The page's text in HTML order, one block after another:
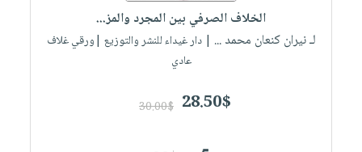
الخلاف الصرفي بين المجرد والمز...
لـ نيران كنعان محمد ... | دار غيداء للنشر والتوزيع |ورقي غلاف
عادي
28.50$
30.00$